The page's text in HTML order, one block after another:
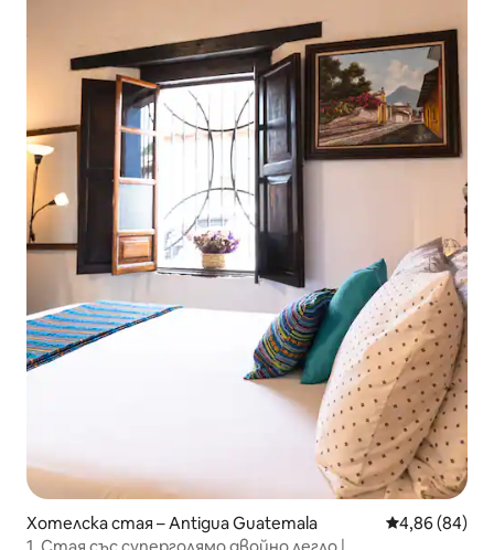
Хотелска стая – Antigua Guatemala Средна
4,86 (84)